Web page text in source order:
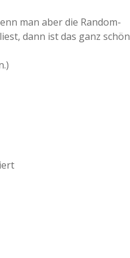
man aber die Random-
dann ist das ganz schön